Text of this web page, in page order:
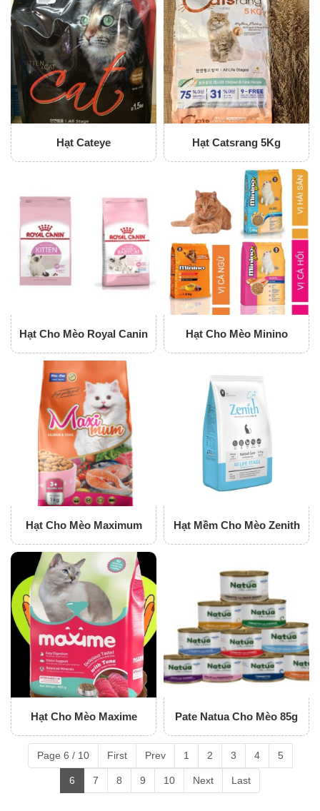
Hạt Cateye Hạt Catsrang 5Kg
Hạt Cho Mèo Royal Canin Hạt Cho Mèo Minino
Hạt Cho Mèo Maximum Hạt Mềm Cho Mèo Zenith
Hạt Cho Mèo Maxime Pate Natua Cho Mèo 85g
Page 6 / 10 First Prev 1 2 3 4 5
6 7 8 9 10 Next Last